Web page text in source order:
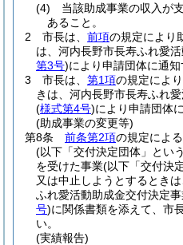
(4)
当該助成事業の収入が
あること。
2
市長は、 前項の規定により
は、河内長野市長寿ふれ愛
第3号)により申請団体に通知
3
市長は、 第1項の規定によ
きは、河内長野市長寿ふれ
(様式第4号)により申請団体
(助成事業の変更等)
第8条
前条第2項の規定によ
(以下「交付決定団体」とい
を受けた事業(以下「交付決
又は中止しようとするとき
ふれ愛活動助成金交付決定
号)に関係書類を添えて、市
い。
(実績報告)